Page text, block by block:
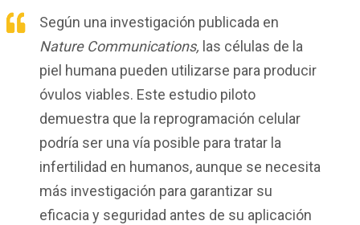
Según una investigación publicada en
Nature Communications, las células de la
piel humana pueden utilizarse para producir
óvulos viables. Este estudio piloto
demuestra que la reprogramación celular
podría ser una vía posible para tratar la
infertilidad en humanos, aunque se necesita
más investigación para garantizar su
eficacia y seguridad antes de su aplicación